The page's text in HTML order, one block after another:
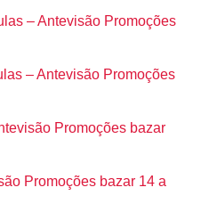
– Antevisão Promoções
– Antevisão Promoções
Promoções bazar
Promoções bazar 14 a